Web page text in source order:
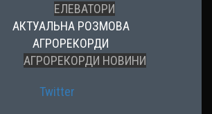
ЕЛЕВАТОРИ
АКТУАЛЬНА РОЗМОВА
АГРОРЕКОРДИ
АГРОРЕКОРДИ НОВИНИ
Twitter